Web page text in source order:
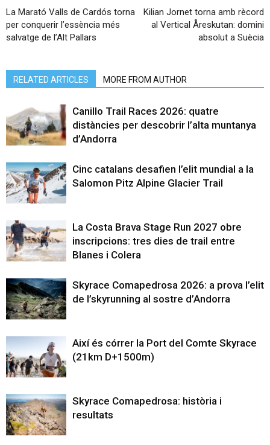
La Marató Valls de Cardós torna
per conquerir l’essència més
salvatge de l’Alt Pallars
Kilian Jornet torna amb rècord
al Vertical Åreskutan: domini
absolut a Suècia
RELATED ARTICLES MORE FROM AUTHOR
Canillo Trail Races 2026: quatre
distàncies per descobrir l’alta muntanya
d’Andorra
Cinc catalans desafien l’elit mundial a la
Salomon Pitz Alpine Glacier Trail
La Costa Brava Stage Run 2027 obre
inscripcions: tres dies de trail entre
Blanes i Colera
Skyrace Comapedrosa 2026: a prova l’elit
de l’skyrunning al sostre d’Andorra
Així és córrer la Port del Comte Skyrace
(21km D+1500m)
Skyrace Comapedrosa: història i
resultats